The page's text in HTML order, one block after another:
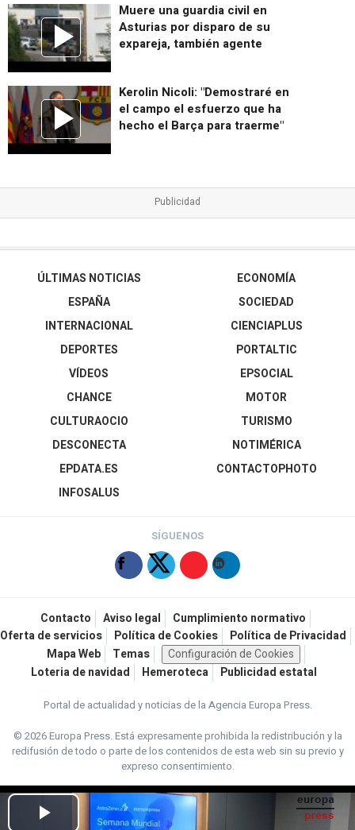
Muere una guardia civil en
Asturias por disparo de su
expareja, también agente
Kerolin Nicoli: "Demostraré en
el campo el esfuerzo que ha
hecho el Barça para traerme"
ÚLTIMAS NOTICIAS
ESPAÑA
INTERNACIONAL
DEPORTES
VÍDEOS
ECONOMÍA
SOCIEDAD
CIENCIAPLUS
PORTALTIC
EPSOCIAL
CHANCE
CULTURAOCIO
DESCONECTA
EPDATA.ES
INFOSALUS
MOTOR
TURISMO
NOTIMÉRICA
CONTACTOPHOTO
SÍGUENOS
Contacto Aviso legal
Cumplimiento normativo
Oferta de servicios
Política de Cookies
Política de Privacidad
Mapa Web
Temas
Configuración de Cookies
Loteria de navidad
Hemeroteca Publicidad estatal
Portal de actualidad y noticias de la Agencia Europa Press.
© 2026 Europa Press.Está expresamente prohibida la redistribución y la
redifusión de todo o parte de los contenidos de esta web sin su previo y
expreso consentimiento.